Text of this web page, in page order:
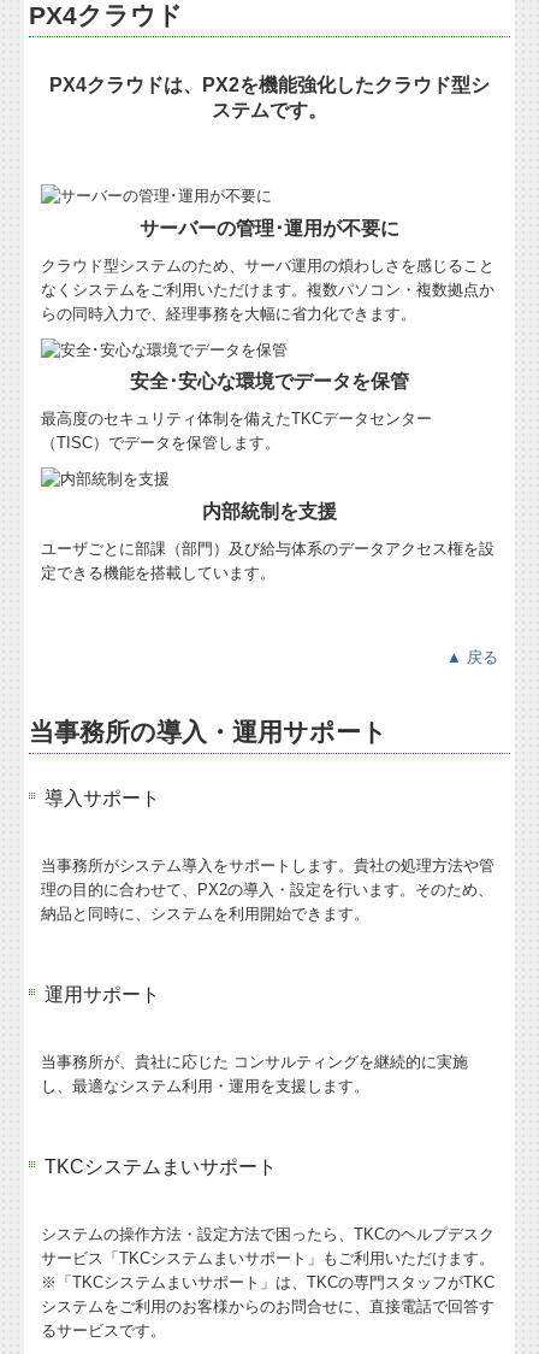
PX4クラウド
PX4クラウドは、PX2を機能強化したクラウド型シ
ステムです。
サーバーの管理･運用が不要に
クラウド型システムのため、サーバ運用の煩わしさを感じること
なくシステムをご利用いただけます。複数パソコン・複数拠点か
らの同時入力で、経理事務を大幅に省力化できます。
安全･安心な環境でデータを保管
最高度のセキュリティ体制を備えたTKCデータセンター
（TISC）でデータを保管します。
内部統制を支援
ユーザごとに部課（部門）及び給与体系のデータアクセス権を設
定できる機能を搭載しています。
▲ 戻る
当事務所の導入・運用サポート
導入サポート
当事務所がシステム導入をサポートします。貴社の処理方法や管
理の目的に合わせて、PX2の導入・設定を行います。そのため、
納品と同時に、システムを利用開始できます。
運用サポート
当事務所が、貴社に応じた コンサルティングを継続的に実施
し、最適なシステム利用・運用を支援します。
TKCシステムまいサポート
システムの操作方法・設定方法で困ったら、TKCのヘルプデスク
サービス「TKCシステムまいサポート」もご利用いただけます。
※「TKCシステムまいサポート」は、TKCの専門スタッフがTKC
システムをご利用のお客様からのお問合せに、直接電話で回答す
るサービスです。